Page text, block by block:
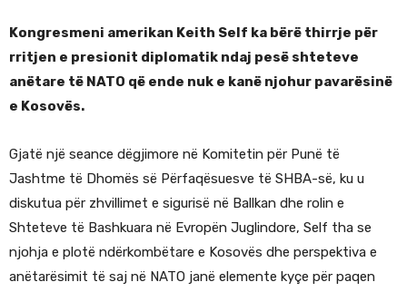
Kongresmeni amerikan Keith Self ka bërë thirrje për
rritjen e presionit diplomatik ndaj pesë shteteve
anëtare të NATO që ende nuk e kanë njohur pavarësinë
e Kosovës.
Gjatë një seance dëgjimore në Komitetin për Punë të
Jashtme të Dhomës së Përfaqësuesve të SHBA-së, ku u
diskutua për zhvillimet e sigurisë në Ballkan dhe rolin e
Shteteve të Bashkuara në Evropën Juglindore, Self tha se
njohja e plotë ndërkombëtare e Kosovës dhe perspektiva e
anëtarësimit të saj në NATO janë elemente kyçe për paqen